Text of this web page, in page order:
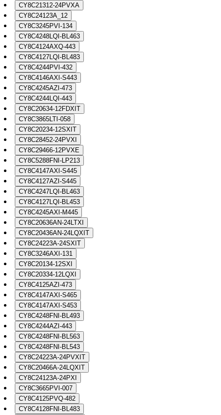
CY8C21312-24PVXA
CY8C24123A_12
CY8C3245PVI-134
CY8C4248LQI-BL463
CY8C4124AXQ-443
CY8C4127LQI-BL483
CY8C4244PVI-432
CY8C4146AXI-S443
CY8C4245AZI-473
CY8C4244LQI-443
CY8C20634-12FDXIT
CY8C3865LTI-058
CY8C20234-12SXIT
CY8C28452-24PVXI
CY8C29466-12PVXE
CY8C5288FNI-LP213
CY8C4147AXI-S445
CY8C4127AZI-S445
CY8C4247LQI-BL463
CY8C4127LQI-BL453
CY8C4245AXI-M445
CY8C20636AN-24LTXI
CY8C20436AN-24LQXIT
CY8C24223A-24SXIT
CY8C3246AXI-131
CY8C20134-12SXI
CY8C20334-12LQXI
CY8C4125AZI-473
CY8C4147AXI-S465
CY8C4147AXI-S453
CY8C4248FNI-BL493
CY8C4244AZI-443
CY8C4248FNI-BL563
CY8C4248FNI-BL543
CY8C24223A-24PVXIT
CY8C20466A-24LQXIT
CY8C24123A-24PXI
CY8C3665PVI-007
CY8C4125PVQ-482
CY8C4128FNI-BL483